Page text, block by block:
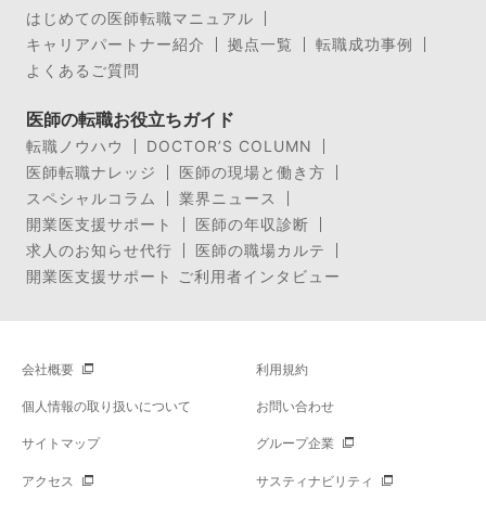
はじめての医師転職マニュアル
キャリアパートナー紹介
拠点一覧
転職成功事例
よくあるご質問
医師の転職お役立ちガイド
転職ノウハウ
DOCTOR’S COLUMN
医師転職ナレッジ
医師の現場と働き方
スペシャルコラム
業界ニュース
開業医支援サポート
医師の年収診断
求人のお知らせ代行
医師の職場カルテ
開業医支援サポート ご利用者インタビュー
会社概要 利用規約
個人情報の取り扱いについて お問い合わせ
サイトマップ グループ企業
アクセス サスティナビリティ